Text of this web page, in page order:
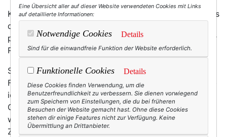
Kennst du dieses Gefühl, wenn genau das passiert, was
du dir schon seit Jahren wünschst – und du dann
plötzlich nicht weißt, ob du dich für Riesenfreude oder
Riesenpanik entscheiden sollst?
So ging es mir, als vor einigen Monaten die Mail eines
Fachverlags aus Berlin in meinem Postfach landete: ob
ich nicht Lust hätte ein Buch zum Thema
Geschäftsberichte zu schreiben. Ich kann mich noch
wie heute an das Gefühl erinnern, während ich die
Zeilen las: Als würde ein kleines Freudenfeuerwerk in
Eine Übersicht aller auf dieser Website verwendeten Cookies mit Links
auf detaillierte Informationen:
Notwendige Cookies Details
Sind für die einwandfreie Funktion der Website erforderlich.
Funktionelle Cookies Details
Diese Cookies finden Verwendung, um die
Benutzerfreundlichkeit zu verbessern. Sie dienen vorwiegend
zum Speichern von Einstellungen, die du bei früheren
Besuchen der Website gemacht hast. Ohne diese Cookies
stehen dir einige Features nicht zur Verfügung. Keine
Übermittlung an Drittanbieter.